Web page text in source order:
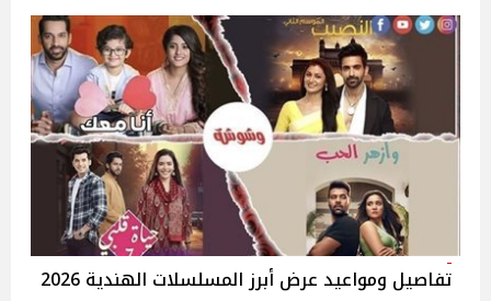
تفاصيل ومواعيد عرض أبرز المسلسلات الهندية 2026